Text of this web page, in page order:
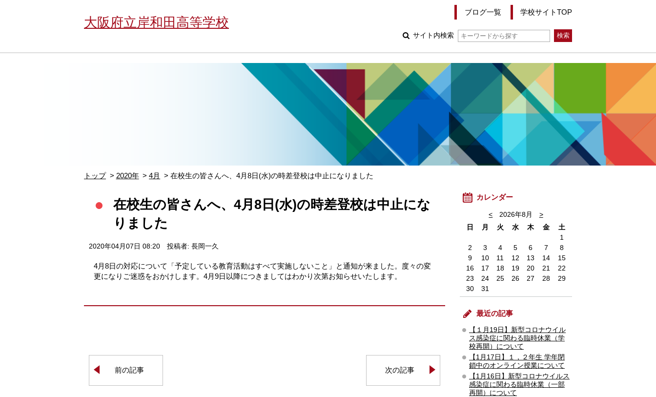
大阪府立岸和田高等学校
ブログ一覧 学校サイトTOP
サイト内検索
トップ 2020年 4月 在校生の皆さんへ、4月8日(水)の時差登校は中止になりました
在校生の皆さんへ、4月8日(水)の時差登校は中止にな
りました
2020年04月07日 08:20 投稿者: 長岡一久
4月8日の対応について「予定している教育活動はすべて実施しないこと」と通知が来ました。度々の変
更になりご迷惑をおかけします。4月9日以降につきましてはわかり次第お知らせいたします。
前の記事 次の記事
カレンダー
< 2026年8月
>
日
月 火 水 木 金
土
1
2
3 4 5 6 7
8
9
10 11 12 13 14
15
16
17 18 19 20 21
22
23
24 25 26 27 28
29
30
31
最近の記事
【１月19日】新型コロナウイル
ス感染症に関わる臨時休業（学
校再開）について
【1月17日】１，２年生 学年閉
鎖中のオンライン授業について
【1月16日】新型コロナウイルス
感染症に関わる臨時休業（一部
再開）について